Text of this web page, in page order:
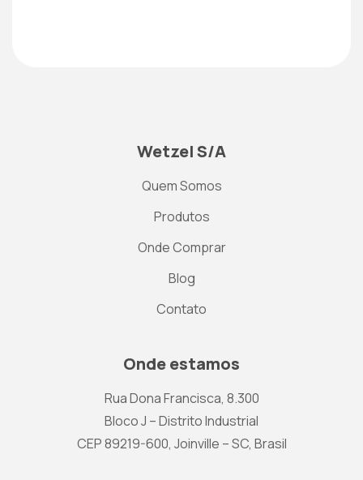
Wetzel S/A
Quem Somos
Produtos
Onde Comprar
Blog
Contato
Onde estamos
Rua Dona Francisca, 8.300
Bloco J – Distrito Industrial
CEP 89219-600, Joinville – SC, Brasil